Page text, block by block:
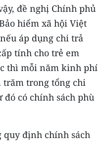
đề nghị Chính phủ
hiểm xã hội Việt
áp dụng chi trả
tính cho trẻ em
thì mỗi năm kinh phí
trăm trong tổng chi
đó có chính sách phù
quy định chính sách